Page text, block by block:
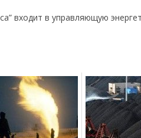
входит в управляющую